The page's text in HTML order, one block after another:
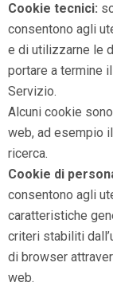
Cookie tecnici:
consentono agli
e di utilizzarne le
portare a termine
Servizio.
Alcuni cookie
web, ad esempio
ricerca.
Cookie di
consentono agli
caratteristiche
criteri stabiliti
di browser
web.